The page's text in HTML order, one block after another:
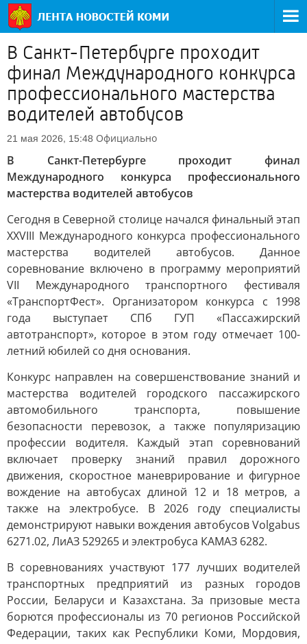
В Санкт-Петербурге проходит
финал Международного конкурса
профессионального мастерства
водителей автобусов
21 мая 2026, 15:48 Официально
В Санкт-Петербурге проходит финал
Международного конкурса профессионального
мастерства водителей автобусов
Сегодня в Северной столице начался финальный этап
XXVIII Международного конкурса профессионального
мастерства водителей автобусов. Данное
соревнование включено в программу мероприятий
VII Международного транспортного фестиваля
«ТранспортФест». Организатором конкурса с 1998
года выступает СПб ГУП «Пассажирский
автотранспорт», которое в этом году отмечает 100-
летний юбилей со дня основания.
Конкурс направлен на совершенствование знаний и
мастерства водителей городского пассажирского
автомобильного транспорта, повышение
безопасности перевозок, а также популяризацию
профессии водителя. Каждый этап соревнований
включает проверку знаний правил дорожного
движения, скоростное маневрирование и фигурное
вождение на автобусах длиной 12 и 18 метров, а
также на электробусе. В 2026 году специалисты
демонстрируют навыки вождения автобусов Volgabus
6271.02, ЛиАЗ 529265 и электробуса КАМАЗ 6282.
В соревнованиях участвуют 177 лучших водителей
транспортных предприятий из разных городов
России, Беларуси и Казахстана. За призовые места
борются профессионалы из 70 регионов Российской
Федерации, таких как Республики Коми, Мордовия,